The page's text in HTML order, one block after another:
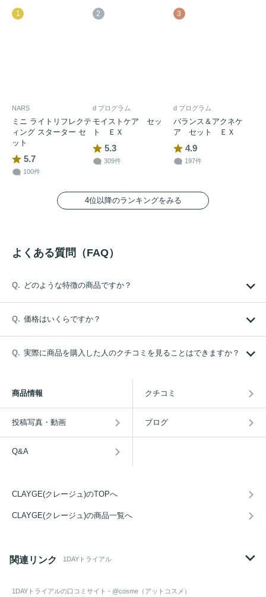
1
NARS
ミニ ライトリフレクテ
ィング スターター セ
ット
5.7
100件
2
d プログラム
モイストケア セッ
ト ＥＸ
5.3
309件
3
d プログラム
バランス＆アクネケ
ア セット ＥＸ
4.9
197件
4位以降のランキングをみる
よくある質問（FAQ）
どのような特徴の商品ですか？
価格はいくらですか？
実際に商品を購入した人のクチコミを見ることはできますか？
商品情報 クチコミ
投稿写真・動画 ブログ
Q&A
CLAYGE(クレージュ)のTOPへ
CLAYGE(クレージュ)の商品一覧へ
関連リンク 1DAYトライアル
1DAYトライアルの口コミサイト - @cosme（アットコスメ）